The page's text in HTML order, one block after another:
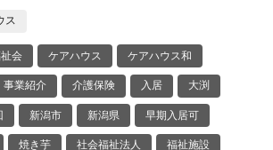
ス
会 ケアハウス ケアハウス和
事業紹介 介護保険 入居 大渕
新潟市 新潟県 早期入居可
焼き芋 社会福祉法人 福祉施設